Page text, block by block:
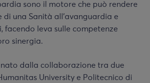
sono il motore che può rendere
di una Sanità all’avanguardia e
facendo leva sulle competenze
sinergia.
nato dalla collaborazione tra due
University e Politecnico di